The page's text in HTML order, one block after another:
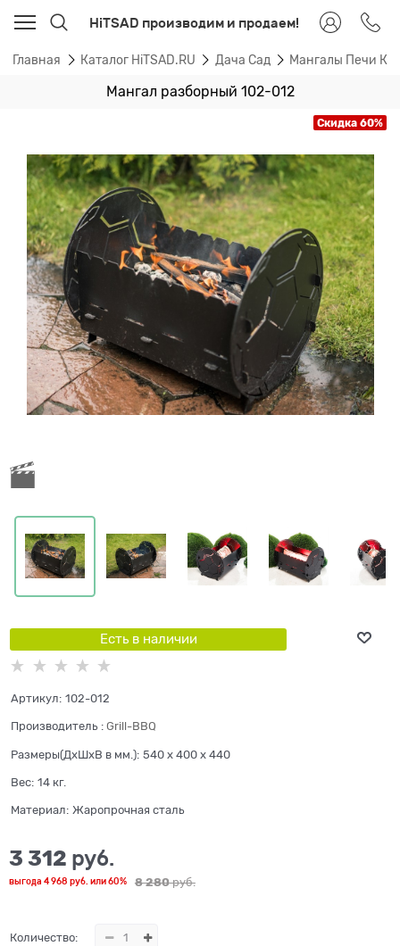
HiTSAD производим и продаем!
Главная Каталог HiTSAD.RU Дача Сад Мангалы Печи
Мангал разборный 102-012
Скидка 60%
Есть в наличии
Артикул: 102-012
Производитель : Grill-BBQ
Размеры(ДхШхВ в мм.): 540 x 400 x 440
Вес: 14 кг.
Материал: Жаропрочная сталь
8 280 руб.
3 312 руб.
выгода 4 968 руб. или60%
Количество: